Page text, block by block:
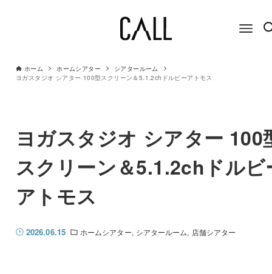
ホーム ホームシアター
シアタールーム
ヨガスタジオ シアター 100型スクリーン＆5.1.2chドルビーアトモス
ヨガスタジオ シアター 100
スクリーン＆5.1.2chドルビ
アトモス
2026.06.15 ホームシアター シアタールーム 店舗シアター